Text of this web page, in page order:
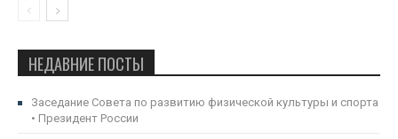
НЕДАВНИЕ ПОСТЫ
Заседание Совета по развитию физической культуры и спорта
• Президент России